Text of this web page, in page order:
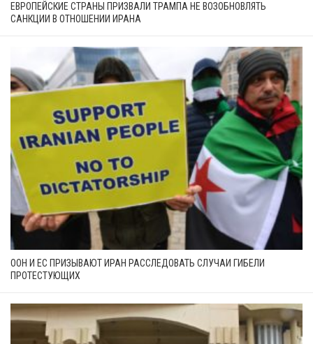
ЕВРОПЕЙСКИЕ СТРАНЫ ПРИЗВАЛИ ТРАМПА НЕ ВОЗОБНОВЛЯТЬ
САНКЦИИ В ОТНОШЕНИИ ИРАНА
ООН И ЕС ПРИЗЫВАЮТ ИРАН РАССЛЕДОВАТЬ СЛУЧАИ ГИБЕЛИ
ПРОТЕСТУЮЩИХ